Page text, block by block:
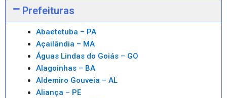
Prefeituras
Abaetetuba – PA
Açailândia – MA
Águas Lindas do Goiás – GO
Alagoinhas – BA
Aldemiro Gouveia – AL
Aliança – PE